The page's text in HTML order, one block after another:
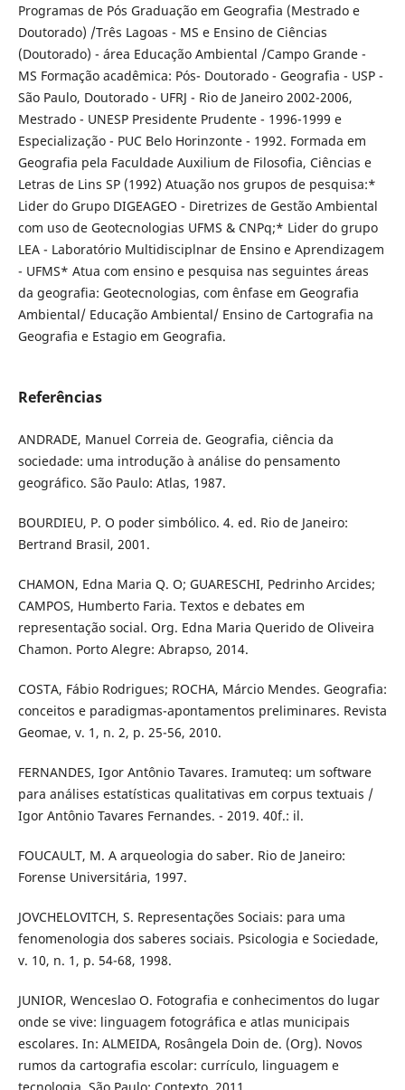
Programas de Pós Graduação em Geografia (Mestrado e
Doutorado) /Três Lagoas - MS e Ensino de Ciências
(Doutorado) - área Educação Ambiental /Campo Grande -
MS Formação acadêmica: Pós- Doutorado - Geografia - USP -
São Paulo, Doutorado - UFRJ - Rio de Janeiro 2002-2006,
Mestrado - UNESP Presidente Prudente - 1996-1999 e
Especialização - PUC Belo Horinzonte - 1992. Formada em
Geografia pela Faculdade Auxilium de Filosofia, Ciências e
Letras de Lins SP (1992) Atuação nos grupos de pesquisa:*
Lider do Grupo DIGEAGEO - Diretrizes de Gestão Ambiental
com uso de Geotecnologias UFMS & CNPq;* Lider do grupo
LEA - Laboratório Multidisciplnar de Ensino e Aprendizagem
- UFMS* Atua com ensino e pesquisa nas seguintes áreas
da geografia: Geotecnologias, com ênfase em Geografia
Ambiental/ Educação Ambiental/ Ensino de Cartografia na
Geografia e Estagio em Geografia.
Referências
ANDRADE, Manuel Correia de. Geografia, ciência da
sociedade: uma introdução à análise do pensamento
geográfico. São Paulo: Atlas, 1987.
BOURDIEU, P. O poder simbólico. 4. ed. Rio de Janeiro:
Bertrand Brasil, 2001.
CHAMON, Edna Maria Q. O; GUARESCHI, Pedrinho Arcides;
CAMPOS, Humberto Faria. Textos e debates em
representação social. Org. Edna Maria Querido de Oliveira
Chamon. Porto Alegre: Abrapso, 2014.
COSTA, Fábio Rodrigues; ROCHA, Márcio Mendes. Geografia:
conceitos e paradigmas-apontamentos preliminares. Revista
Geomae, v. 1, n. 2, p. 25-56, 2010.
FERNANDES, Igor Antônio Tavares. Iramuteq: um software
para análises estatísticas qualitativas em corpus textuais /
Igor Antônio Tavares Fernandes. - 2019. 40f.: il.
FOUCAULT, M. A arqueologia do saber. Rio de Janeiro:
Forense Universitária, 1997.
JOVCHELOVITCH, S. Representações Sociais: para uma
fenomenologia dos saberes sociais. Psicologia e Sociedade,
v. 10, n. 1, p. 54-68, 1998.
JUNIOR, Wenceslao O. Fotografia e conhecimentos do lugar
onde se vive: linguagem fotográfica e atlas municipais
escolares. In: ALMEIDA, Rosângela Doin de. (Org). Novos
rumos da cartografia escolar: currículo, linguagem e